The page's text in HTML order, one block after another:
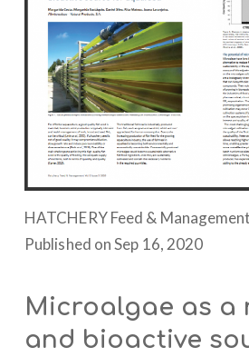
HATCHERY Feed &
Published on Sep 16, 2020
Microalgae as
and bioactive